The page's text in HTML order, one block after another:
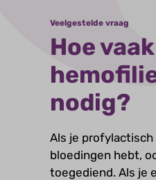
Veelgestelde vraag
Hoe
nodig?
Als je
bloedingen hebt,
toegediend. Als je